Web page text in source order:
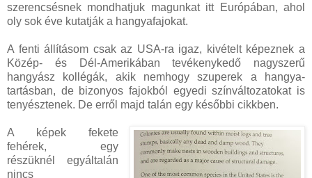
szerencsésnek mondhatjuk magunkat itt Európában, ahol
oly sok éve kutatják a hangyafajokat.
A fenti állításom csak az USA-ra igaz, kivételt képeznek a
Közép- és Dél-Amerikában tevékenykedő nagyszerű
hangyász kollégák, akik nemhogy szuperek a hangya-
tartásban, de bizonyos fajokból egyedi színváltozatokat is
tenyésztenek. De erről majd talán egy későbbi cikkben.
A képek fekete
fehérek, egy
részüknél egyáltalán
nincs